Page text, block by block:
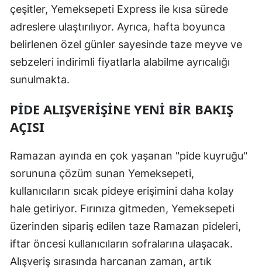
çeşitler, Yemeksepeti Express ile kısa sürede
adreslere ulaştırılıyor. Ayrıca, hafta boyunca
belirlenen özel günler sayesinde taze meyve ve
sebzeleri indirimli fiyatlarla alabilme ayrıcalığı
sunulmakta.
PIDE ALIŞVERIŞINE YENI BIR BAKIŞ
AÇISI
Ramazan ayında en çok yaşanan "pide kuyruğu"
sorununa çözüm sunan Yemeksepeti,
kullanıcıların sıcak pideye erişimini daha kolay
hale getiriyor. Fırınıza gitmeden, Yemeksepeti
üzerinden sipariş edilen taze Ramazan pideleri,
iftar öncesi kullanıcıların sofralarına ulaşacak.
Alışveriş sırasında harcanan zaman, artık